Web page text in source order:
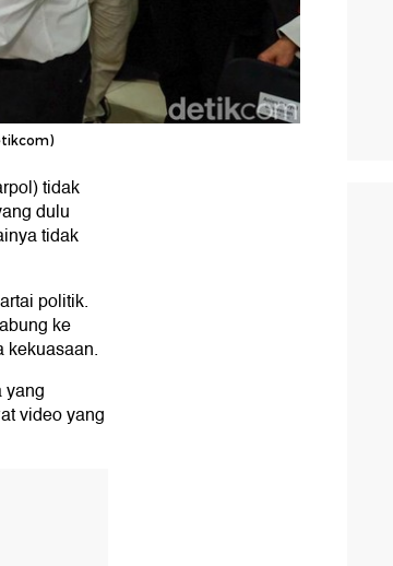
tidak
dulu
tidak
politik.
ke
kekuasaan.
yang
video yang